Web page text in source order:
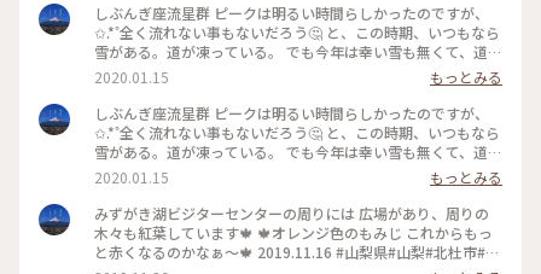
しぶんぎ座流星群 ピークは明るい時間らしかったのですが、
✩.*˚全く流れない事もないだろう🤔 と、この時期、いつもなら
雪がある。道が凍っている。 でも今年は幸い雪も無くて、道も
大丈夫みたいなので行ってきました！みずがき湖 秋に紅葉を
撮りに行ったダム湖(塩川ダム)です。 駐車場近くには🚓駐在所
もあるので安心です👮 オリオン座の横の天の川も肉眼で見え
ました🌌 結果としては、 目視では数個✩.*˚流れましたが 流星
は撮れずでした😅 水瓶を持つ女神像と天の川のコラボを撮り
たかったのですが、 オリオン座と天の川 なんとか良い感じで
撮れました✨ (天の川薄いけどね💦) カシオペア座と天の川のコ
ラボも撮れました✩.*˚ 2020.01.03 しぶんぎ座流星群 #山梨県#
山梨#ことりっぷ山梨#わたしの街#冬のおでかけ#みずがき湖
ビジターセンター#みずがき湖#瑞牆山#夜遊び#星活#星景#星
景写真#夜活#オリオン座#しぶんぎ座流星群
2020.01.15
もっとみる
しぶんぎ座流星群 ピークは明るい時間らしかったのですが、
✩.*˚全く流れない事もないだろう🤔 と、この時期、いつもなら
雪がある。道が凍っている。 でも今年は幸い雪も無くて、道も
大丈夫みたいなので行ってきました！みずがき湖 秋に紅葉を
撮りに行ったダム湖です。 駐車場近くには🚓駐在所もあるので
安心です👮 オリオン座の横の天の川も肉眼で見えました🌌 結
果としては、 目視では数個✩.*˚流れましたが 流星は撮れずで
した😅 2020.01.03 しぶんぎ座流星群 #山梨県#山梨#ことりっ
ぷ山梨#わたしの街#冬のおでかけ#みずがき湖ビジターセンタ
2020.01.15
もっとみる
みずがき湖ビジターセンターの周りには 広場があり、周りの
木々も紅葉しています🍁 🍁オレンジ色のもみじ これからもっ
と赤くなるのかなぁ〜🍁 2019.11.16 #山梨県#山梨#北杜市#わ